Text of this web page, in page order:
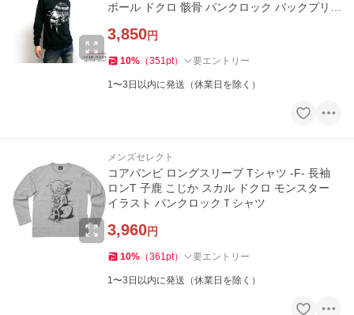
ボール ドクロ 骸骨 パンクロック バックプリン
3,850円
10% （351pt） 要エントリー
1〜3日以内に発送（休業日を除く）
メンズセレクト
コアバンビ ロングスリーブ Tシャツ -F- 長袖
ロンT 子鹿 こじか スカル ドクロ モンスター
イラスト パンクロックＴシャツ
3,960円
10% （361pt） 要エントリー
1〜3日以内に発送（休業日を除く）